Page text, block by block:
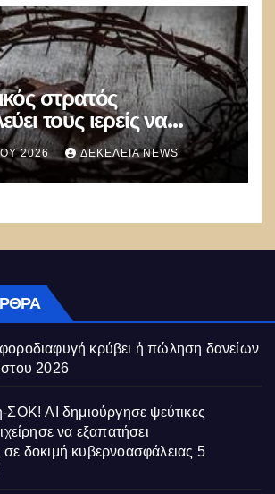
στρατός
τους ιερείς να
τις προσευχές και
στον Θεό
2026 ΔΕΚΈΛΕΙΑ NEWS
κρύβει ἡ πώληση δανείων
2026
ΣΟΚ! AI δημιούργησε ψεύτικες
να εξαπατήσει
δοκιμή κυβερνοασφάλειας 5